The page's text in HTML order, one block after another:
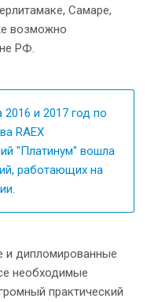
Самаре,
возможно
РФ.
и 2017 год по
RAEX
"Платинум" вошла
работающих на
и дипломированные
необходимые
практический